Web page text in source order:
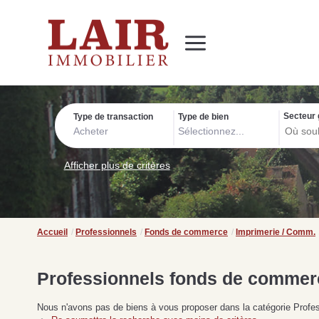
Immobilier
Nous découvrir
Nos services
Contact
Nos actualités
SUIVEZ-NOUS SUR LES RÉSEAUX SOCIAUX
Type de transaction
Acheter
Type de bien
Sélectionnez...
Secteur
Afficher plus de critères
Accueil Professionnels Fonds de commerce Imprimerie / Comm.
Professionnels fonds de
Nous n'avons pas de biens à vous proposer dans la catégorie